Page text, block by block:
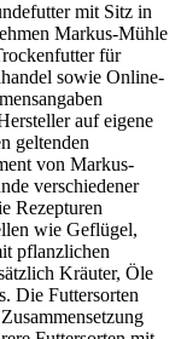
mit Sitz in
Markus-Mühle
für
sowie Online-
auf eigene
geltenden
von Markus-
verschiedener
Rezepturen
wie Geflügel,
pflanzlichen
Kräuter, Öle
Die Futtersorten